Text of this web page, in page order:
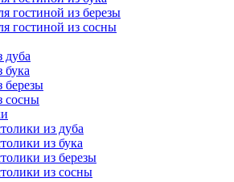
гостиной из березы
гостиной из сосны
дуба
бука
березы
сосны
из дуба
из бука
из березы
из сосны